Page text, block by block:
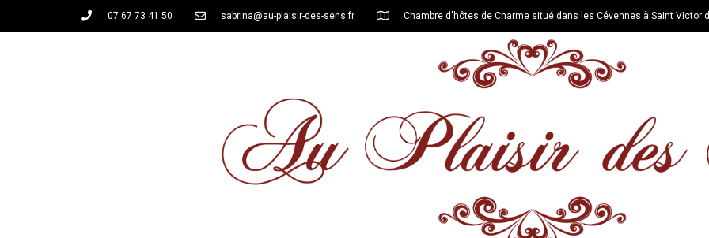
07 67 73 41 50 sabrina@au-plaisir-des-sens.fr Chambre d'hôtes de Charme situé dans les Cévennes à Saint Victor